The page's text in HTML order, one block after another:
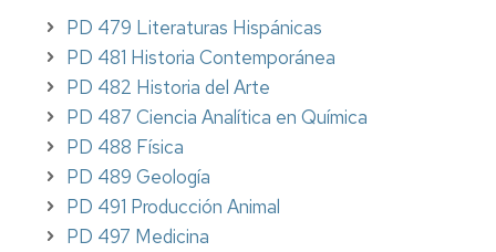
PD 479 Literaturas Hispánicas
PD 481 Historia Contemporánea
PD 482 Historia del Arte
PD 487 Ciencia Analítica en Química
PD 488 Física
PD 489 Geología
PD 491 Producción Animal
PD 497 Medicina